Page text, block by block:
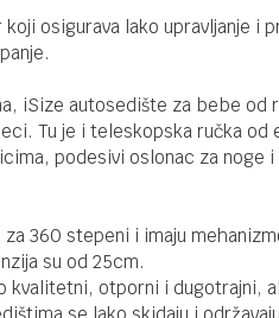
osigurava lako upravljanje i
iSize autosedište za bebe od
Tu je i teleskopska ručka od
podesivi oslonac za noge i
360 stepeni i imaju
su od 25cm.
kvalitetni, otporni i dugotrajni,